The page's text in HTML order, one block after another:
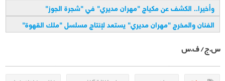
وأخيرا.. الكشف عن مكياج "مهران مديري" في "شجرة الجوز"
الفنان والمخرج "مهران مديري" يستعد لإنتاج مسلسل "ملك القهوة"
س.ج/ ف.س